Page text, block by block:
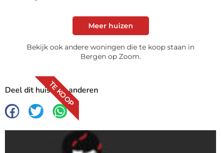
Meer huizen
Bekijk ook andere woningen die te koop staan in
Bergen op Zoom.
TE KOOP
Deel dit huis met anderen